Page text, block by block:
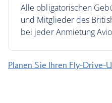
Alle obligatorischen
und Mitglieder des
bei jeder Anmietung
Planen Sie Ihren Fly-Drive-